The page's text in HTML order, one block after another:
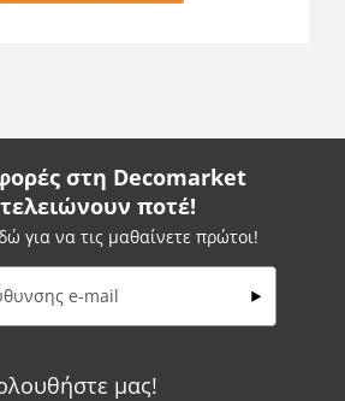
στη Decomarket
ποτέ!
για να τις μαθαίνετε πρώτοι!
μας!